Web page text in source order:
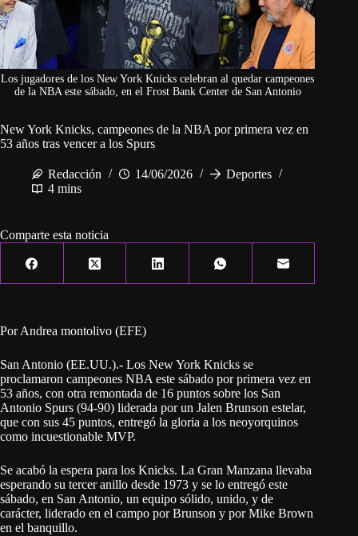
Los jugadores de los New York Knicks celebran al quedar campeones
de la NBA este sábado, en el Frost Bank Center de San Antonio
New York Knicks, campeones de la NBA por primera vez en
53 años tras vencer a los Spurs
Redacción 14/06/2026
Deportes
4 mins
Comparte esta noticia
Por Andrea montolivo (EFE)
San Antonio (EE.UU.).- Los New York Knicks se
proclamaron campeones NBA este sábado por primera vez en
53 años, con otra remontada de 16 puntos sobre los San
Antonio Spurs (94-90) liderada por un Jalen Brunson estelar,
que con sus 45 puntos, entregó la gloria a los neoyorquinos
como incuestionable MVP.
Se acabó la espera para los Knicks. La Gran Manzana llevaba
esperando su tercer anillo desde 1973 y se lo entregó este
sábado, en San Antonio, un equipo sólido, unido, y de
carácter, liderado en el campo por Brunson y por Mike Brown
en el banquillo.